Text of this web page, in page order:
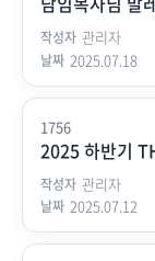
관리자
2025.07.18
1756
2025 하반기
관리자
2025.07.12